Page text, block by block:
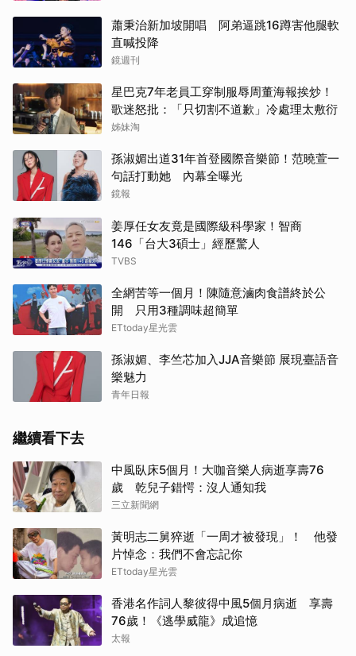
蕭秉治新加坡開唱 阿弟逼跳16蹲害他腿軟
直喊投降
鏡週刊
星巴克7年老員工穿制服辱周董海報挨炒！
歌迷怒批：「只切割不道歉」冷處理太敷衍
姊妹淘
孫淑媚出道31年首登國際音樂節！范曉萱一
句話打動她 內幕全曝光
鏡報
姜厚任女友竟是國際級科學家！智商
146「台大3碩士」經歷驚人
TVBS
全網苦等一個月！陳隨意滷肉食譜終於公
開 只用3種調味超簡單
ETtoday星光雲
孫淑媚、李竺芯加入JJA音樂節 展現臺語音
樂魅力
青年日報
繼續看下去
中風臥床5個月！大咖音樂人病逝享壽76
歲 乾兒子錯愕：沒人通知我
三立新聞網
黃明志二舅猝逝「一周才被發現」！ 他發
片悼念：我們不會忘記你
ETtoday星光雲
香港名作詞人黎彼得中風5個月病逝 享壽
76歲！《逃學威龍》成追憶
太報